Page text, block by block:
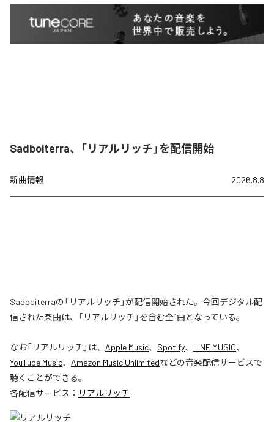
Sadboiterra、「リアルリッチ」を配信開始
新曲情報 2026.8.8
Sadboiterraの「リアルリッチ」が配信開始された。今回デジタル配
信された楽曲は、「リアルリッチ」を含む全1曲となっている。
なお「リアルリッチ 」は、 Apple Music、 Spotify、 LINE MUSIC、
YouTube Music、 Amazon Music Unlimitedなどの音楽配信サービスで
聴くことができる。
各配信サービス： リアルリッチ